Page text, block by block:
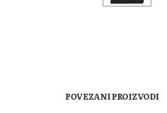
POVEZANI PROIZVODI